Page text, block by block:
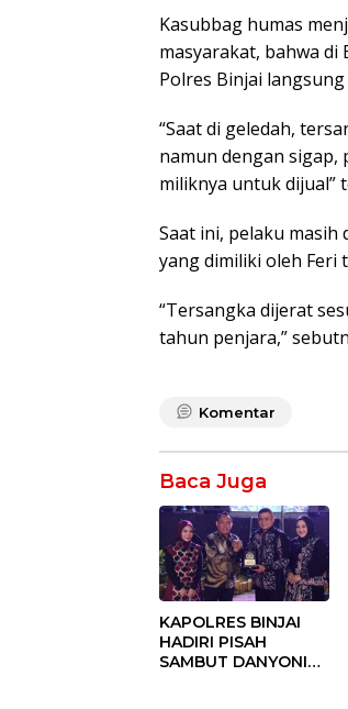
Kasubbag humas
masyarakat, bahwa
Polres Binjai
“Saat di geledah,
namun dengan
miliknya untuk dijual”
Saat ini, pelaku
yang dimiliki oleh Feri
“Tersangka dijerat
tahun penjara,”
Komentar
Baca Juga
KAPOLRES BINJAI
HADIRI PISAH
SAMBUT DANYONIF